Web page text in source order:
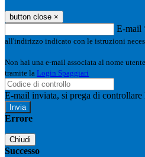
button close ×
E-mail
all'indirizzo indicato con le istruzioni
Non hai una e-mail associata al nome
tramite la Login Spaggiari
E-mail inviata, si prega di controllare
Errore
Chiudi
Successo